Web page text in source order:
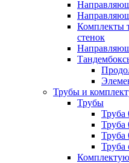
Комплекты
стенок
Трубы и
Трубы
Труба